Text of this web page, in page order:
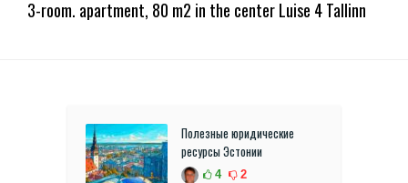
3-room. apartment, 80 m2 in the center Luise 4 Tallinn
Полезные юридические
ресурсы Эстонии
4 2